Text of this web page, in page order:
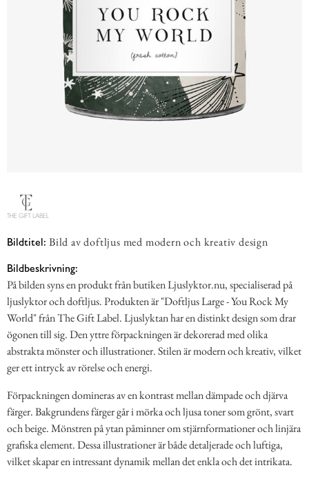
Bildtitel: Bild av doftljus med modern och kreativ design
Bildbeskrivning:
På bilden syns en produkt från butiken Ljuslyktor.nu, specialiserad på
ljuslyktor och doftljus. Produkten är "Doftljus Large - You Rock My
World" från The Gift Label. Ljuslyktan har en distinkt design som drar
ögonen till sig. Den yttre förpackningen är dekorerad med olika
abstrakta mönster och illustrationer. Stilen är modern och kreativ, vilket
ger ett intryck av rörelse och energi.
Förpackningen domineras av en kontrast mellan dämpade och djärva
färger. Bakgrundens färger går i mörka och ljusa toner som grönt, svart
och beige. Mönstren på ytan påminner om stjärnformationer och linjära
grafiska element. Dessa illustrationer är både detaljerade och luftiga,
vilket skapar en intressant dynamik mellan det enkla och det intrikata.